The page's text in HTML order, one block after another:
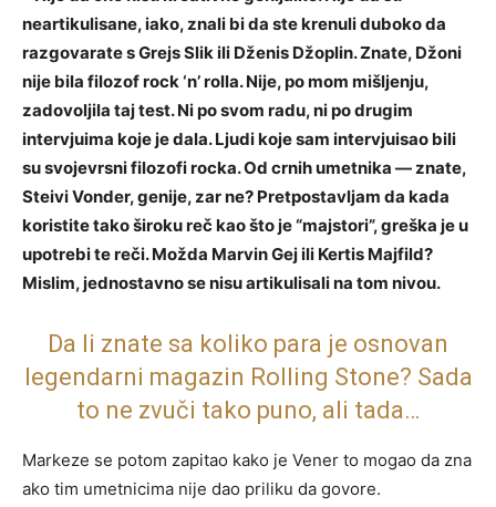
neartikulisane, iako, znali bi da ste krenuli duboko da
razgovarate s Grejs Slik ili Dženis Džoplin. Znate, Džoni
nije bila filozof rock ‘n’ rolla. Nije, po mom mišljenju,
zadovoljila taj test. Ni po svom radu, ni po drugim
intervjuima koje je dala. Ljudi koje sam intervjuisao bili
su svojevrsni filozofi rocka. Od crnih umetnika — znate,
Steivi Vonder, genije, zar ne? Pretpostavljam da kada
koristite tako široku reč kao što je “majstori”, greška je u
upotrebi te reči. Možda Marvin Gej ili Kertis Majfild?
Mislim, jednostavno se nisu artikulisali na tom nivou.
Da li znate sa koliko para je osnovan
legendarni magazin Rolling Stone? Sada
to ne zvuči tako puno, ali tada…
Markeze se potom zapitao kako je Vener to mogao da zna
ako tim umetnicima nije dao priliku da govore.